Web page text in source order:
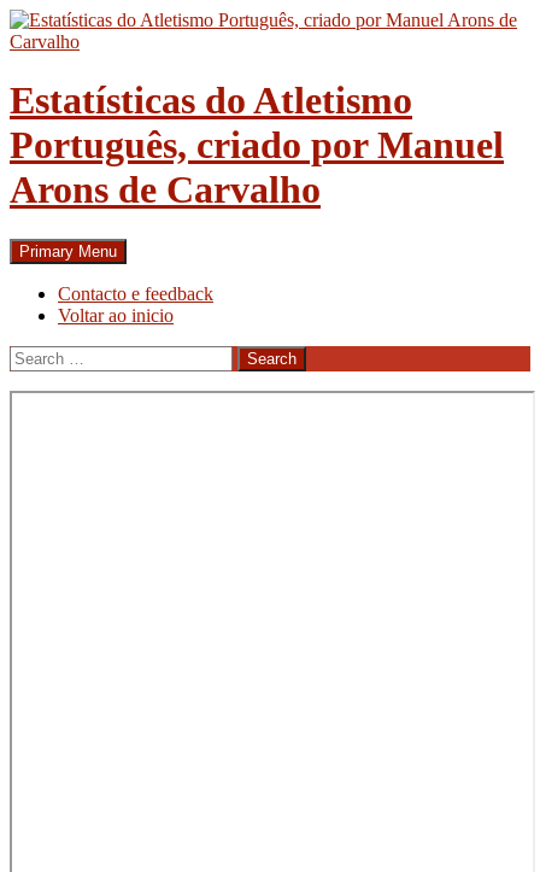
Skip
to
Estatísticas do Atletismo
Português, criado por Manuel
Arons de Carvalho
Search
Primary Menu
Contacto e feedback
Voltar ao inicio
Search
for: